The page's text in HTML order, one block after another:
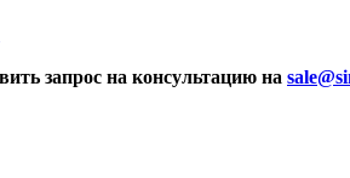
запрос на консультацию на